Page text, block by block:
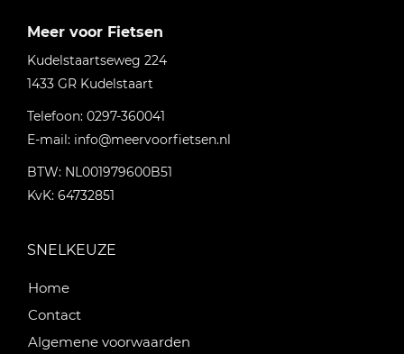
Meer voor Fietsen
Kudelstaartseweg 224
1433 GR Kudelstaart
Telefoon: 0297-360041
E-mail: info@meervoorfietsen.nl
BTW: NL001979600B51
KvK: 64732851
SNELKEUZE
Home
Contact
Algemene voorwaarden